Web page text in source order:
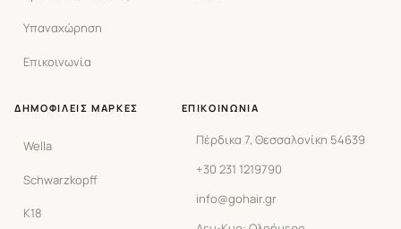
Υπαναχώρηση
Επικοινωνία
ΔΗΜΟΦΙΛΕΊΣ ΜΆΡΚΕΣ
Wella
Schwarzkopff
K18
ΕΠΙΚΟΙΝΩΝΊΑ
Πέρδικα 7, Θεσσαλονίκη 54639
+30 231 1219790
info@gohair.gr